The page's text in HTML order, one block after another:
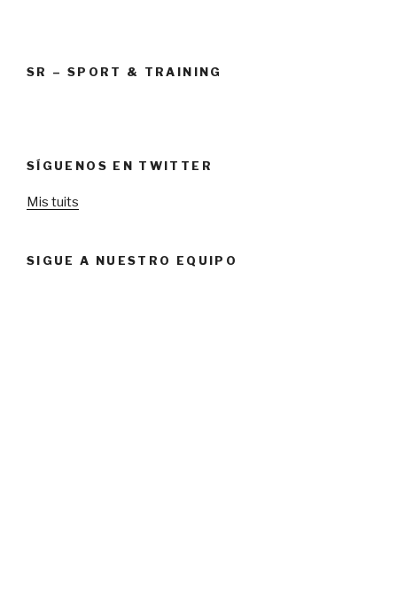
SR – SPORT & TRAINING
SÍGUENOS EN TWITTER
Mis tuits
SIGUE A NUESTRO EQUIPO